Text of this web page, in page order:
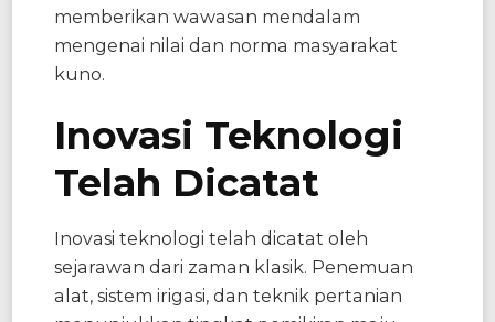
memberikan wawasan mendalam
mengenai nilai dan norma masyarakat
kuno.
Inovasi Teknologi
Telah Dicatat
Inovasi teknologi telah dicatat oleh
sejarawan dari zaman klasik. Penemuan
alat, sistem irigasi, dan teknik pertanian